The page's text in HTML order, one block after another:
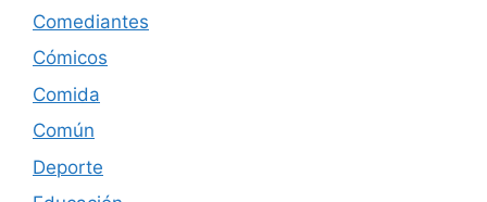
Comediantes
Cómicos
Comida
Común
Deporte